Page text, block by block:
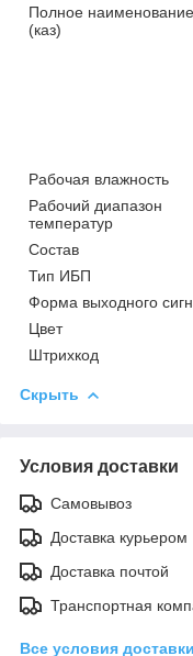
Полное наименование
(каз)
Рабочая влажность
Рабочий диапазон
температур
Состав
Тип ИБП
Форма выходного
Цвет
Штрихкод
Скрыть
Условия доставки
Самовывоз
Доставка курьером
Доставка почтой
Транспортная
Все условия доставки